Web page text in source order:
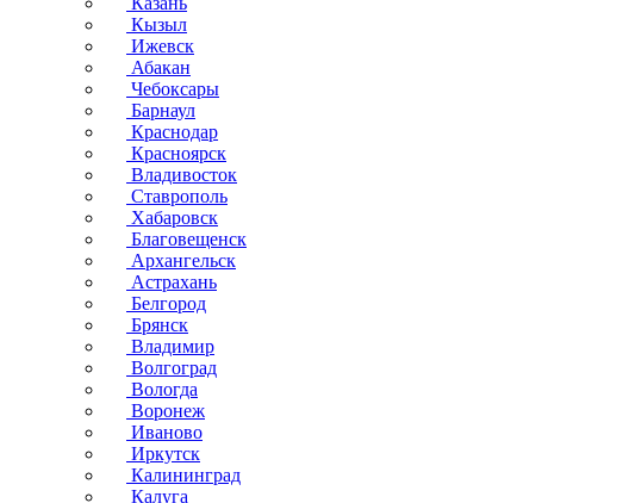
Кызыл
Ижевск
Абакан
Чебоксары
Барнаул
Краснодар
Красноярск
Владивосток
Ставрополь
Хабаровск
Благовещенск
Архангельск
Астрахань
Белгород
Брянск
Владимир
Волгоград
Вологда
Воронеж
Иваново
Иркутск
Калининград
Калуга